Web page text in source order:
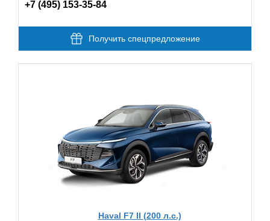
+7 (495) 153-35-84
Получить спецпредложение
Haval F7 II (200 л.с.)